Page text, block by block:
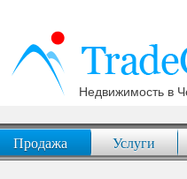
Недвижимость в
Продажа Услуги